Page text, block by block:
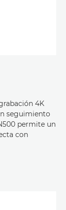
4K
seguimiento
permite un
con